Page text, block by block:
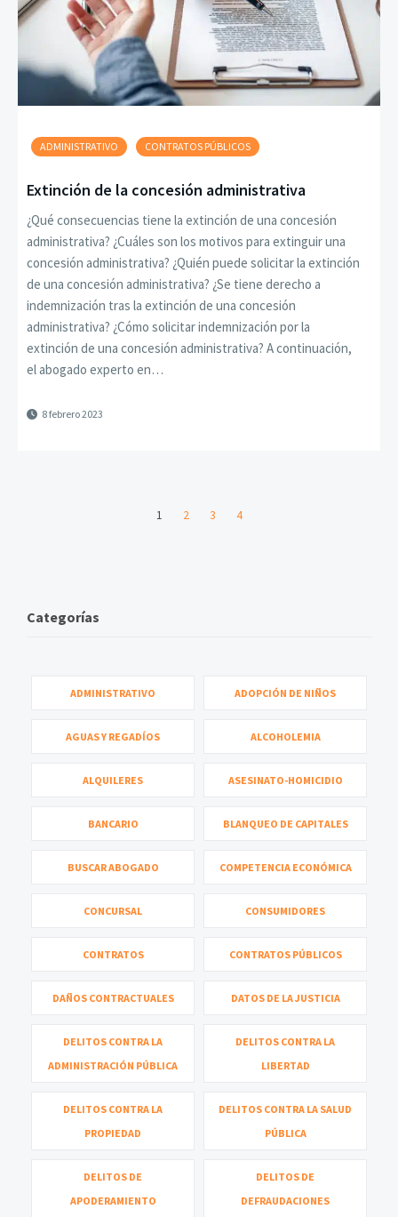
ADMINISTRATIVO CONTRATOS PÚBLICOS
Extinción de la concesión administrativa
¿Qué consecuencias tiene la extinción de una concesión
administrativa? ¿Cuáles son los motivos para extinguir una
concesión administrativa? ¿Quién puede solicitar la extinción
de una concesión administrativa? ¿Se tiene derecho a
indemnización tras la extinción de una concesión
administrativa? ¿Cómo solicitar indemnización por la
extinción de una concesión administrativa? A continuación,
el abogado experto en…
8 febrero 2023
1 2 3 4
Categorías
ADMINISTRATIVO ADOPCIÓN DE NIÑOS
AGUAS Y REGADÍOS ALCOHOLEMIA
ALQUILERES ASESINATO-HOMICIDIO
BANCARIO BLANQUEO DE CAPITALES
BUSCAR ABOGADO COMPETENCIA ECONÓMICA
CONCURSAL CONSUMIDORES
CONTRATOS CONTRATOS PÚBLICOS
DAÑOS CONTRACTUALES DATOS DE LA JUSTICIA
DELITOS CONTRA LA
ADMINISTRACIÓN PÚBLICA
DELITOS CONTRA LA
LIBERTAD
DELITOS CONTRA LA
PROPIEDAD
DELITOS CONTRA LA SALUD
PÚBLICA
DELITOS DE
APODERAMIENTO
DELITOS DE
DEFRAUDACIONES